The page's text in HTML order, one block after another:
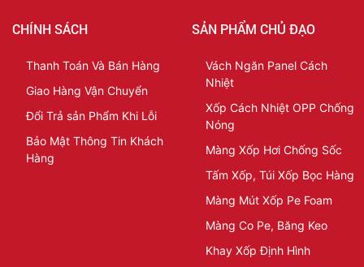
CHÍNH SÁCH
Thanh Toán Và Bán Hàng
Giao Hàng Vận Chuyển
Đổi Trả sản Phẩm Khi Lỗi
Bảo Mật Thông Tin Khách
Hàng
SẢN PHẨM CHỦ ĐẠO
Vách Ngăn Panel Cách
Nhiệt
Xốp Cách Nhiệt OPP Chống
Nóng
Màng Xốp Hơi Chống Sốc
Tấm Xốp, Túi Xốp Bọc Hàng
Màng Mút Xốp Pe Foam
Màng Co Pe, Băng Keo
Khay Xốp Định Hình